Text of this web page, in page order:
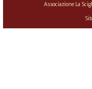
Associazione La